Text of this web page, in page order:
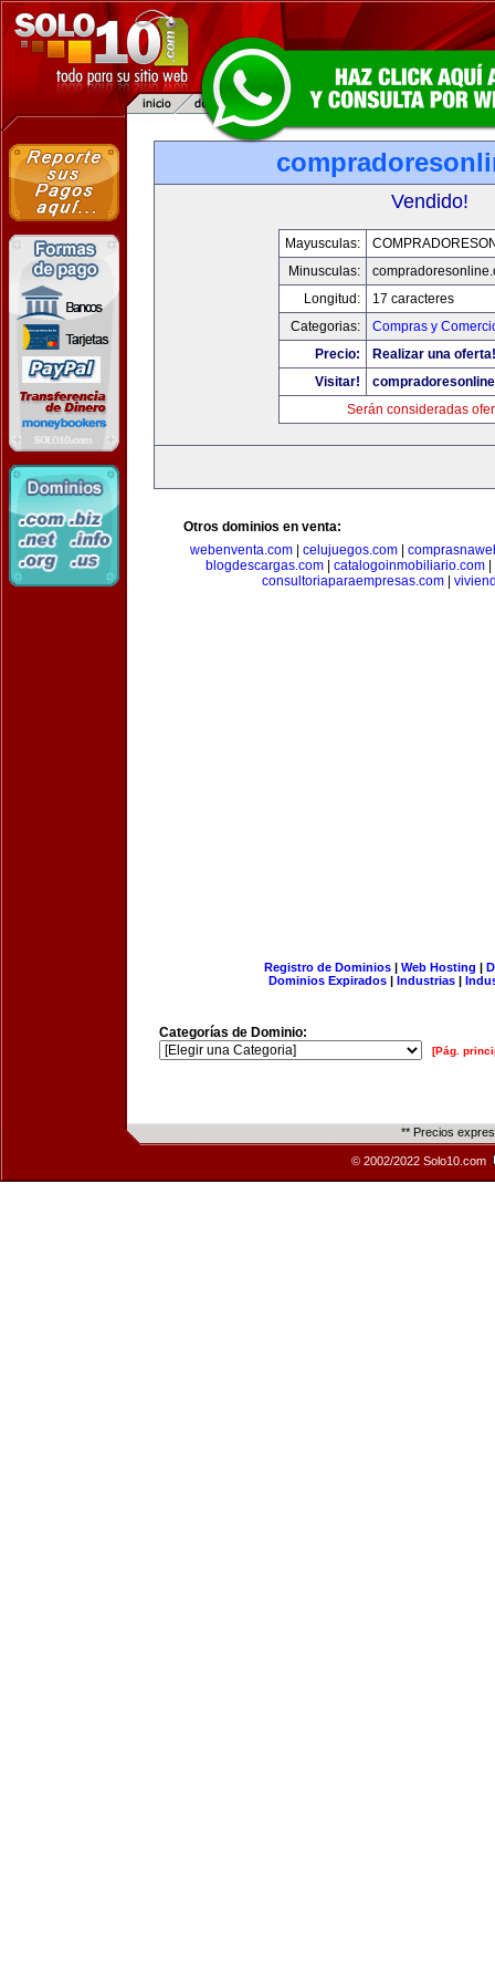
Vendido!
Mayusculas:
Minusculas:
Longitud:
17 caracteres
Categorias:
Compras y
Precio:
Realizar una oferta!
Visitar!
Serán consideradas
Otros dominios en venta:
webenventa.com| celujuegos.com|
blogdescargas.com| catalogoinmobiliario.com|
consultoriaparaempresas.com|
Registro de Dominios| Web Hosting |
Dominios Expirados | Industrias |
Categorías de Dominio:
[Pág.
** Precios
© 2002/2022 Solo10.com